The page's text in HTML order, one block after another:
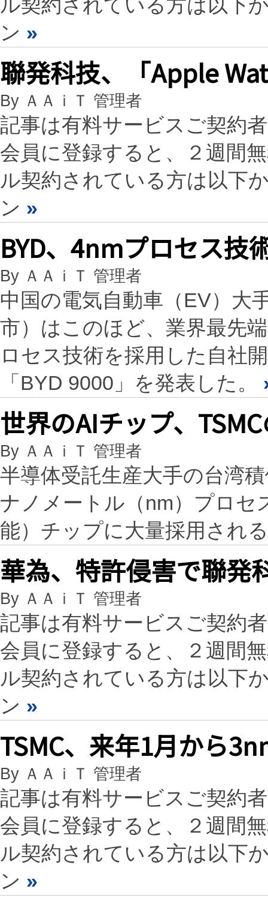
ル契約されている方は以下
ン »
聯発科技、「Apple
By ＡＡｉＴ 管理者
記事は有料サービスご契約
会員に登録すると、２週間
ル契約されている方は以下
ン »
BYD、4nmプロセス技
By ＡＡｉＴ 管理者
中国の電気自動車（EV）大
市）はこのほど、業界最先
ロセス技術を採用した自社
「BYD 9000」を発表した。
世界のAIチップ、
By ＡＡｉＴ 管理者
半導体受託生産大手の台湾
ナノメートル（nm）プロセ
能）チップに大量採用され
華為、特許侵害で聯発
By ＡＡｉＴ 管理者
記事は有料サービスご契約
会員に登録すると、２週間
ル契約されている方は以下
ン »
TSMC、来年1月から
By ＡＡｉＴ 管理者
記事は有料サービスご契約
会員に登録すると、２週間
ル契約されている方は以下
ン »